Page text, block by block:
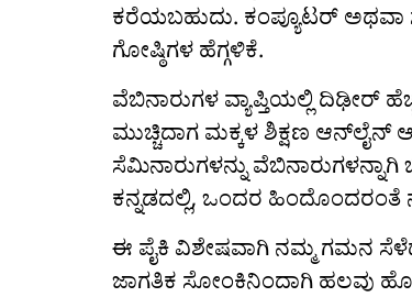
ಕರೆಯಬಹುದು. ಕಂಪ್ಯೂಟರ್ ಅಥವಾ
ಗೋಷ್ಠಿಗಳ ಹೆಗ್ಗಳಿಕೆ.
ವೆಬಿನಾರುಗಳ ವ್ಯಾಪ್ತಿಯಲ್ಲಿ ದಿಢೀರ್
ಮುಚ್ಚಿದಾಗ ಮಕ್ಕಳ ಶಿಕ್ಷಣ
ಸೆಮಿನಾರುಗಳನ್ನು
ಕನ್ನಡದಲ್ಲಿ, ಒಂದರ
ಈ ಪೈಕಿ ವಿಶೇಷವಾಗಿ ನಮ್ಮ ಗಮನ
ಜಾಗತಿಕ ಸೋಂಕಿನಿಂದಾಗಿ ಹಲವು